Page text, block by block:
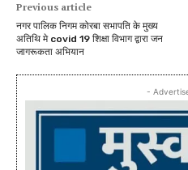
Previous article
नगर पालिक निगम कोरबा सभापति के मुख्य
अतिथि मे covid 19 शिक्षा विभाग द्वारा जन
जागरूकता अभियान
-